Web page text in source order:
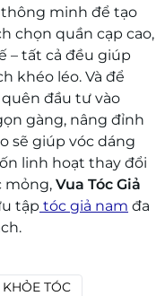
minh để tạo
chọn quần cạp cao,
– tất cả đều giúp
khéo léo. Và để
đầu tư vào
gàng, nâng đỉnh
sẽ giúp vóc dáng
linh hoạt thay đổi
mỏng, Vua Tóc Giả
tập tóc giả nam đa
KHỎE TÓC